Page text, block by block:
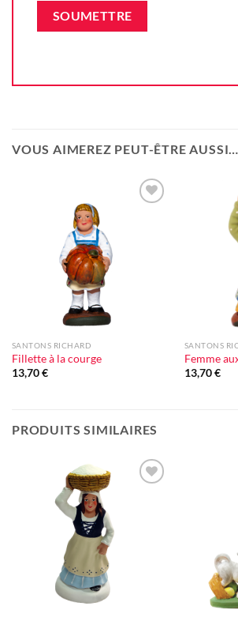
VOUS AIMEREZ PEUT-ÊTRE AUSSI…
SANTONS RICHARD
Fillette à la courge
13,70€
SANTONS
Femme
13,70€
PRODUITS SIMILAIRES